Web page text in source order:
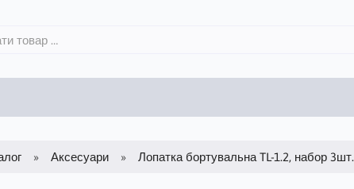
Аксесуари Лопатка бортувальна TL-1.2, набор 3шт.